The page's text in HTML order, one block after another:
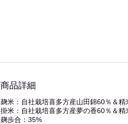
商品詳細
麹米：自社栽培喜多方産山田錦60％＆精
掛米：自社栽培喜多方産夢の香60％＆精
麹歩合：35%